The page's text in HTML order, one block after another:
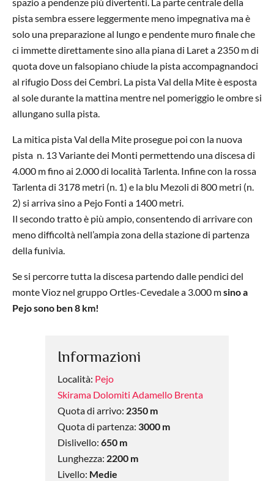
spazio a pendenze più divertenti. La parte centrale della
pista sembra essere leggermente meno impegnativa ma è
solo una preparazione al lungo e pendente muro finale che
ci immette direttamente sino alla piana di Laret a 2350 m di
quota dove un falsopiano chiude la pista accompagnandoci
al rifugio Doss dei Cembri. La pista Val della Mite è esposta
al sole durante la mattina mentre nel pomeriggio le ombre si
allungano sulla pista.
La mitica pista Val della Mite prosegue poi con la nuova
pista n. 13 Variante dei Monti permettendo una discesa di
4.000 m fino ai 2.000 di località Tarlenta. Infine con la rossa
Tarlenta di 3178 metri (n. 1) e la blu Mezoli di 800 metri (n.
2) si arriva sino a Pejo Fonti a 1400 metri.
Il secondo tratto è più ampio, consentendo di arrivare con
meno difficoltà nell’ampia zona della stazione di partenza
della funivia.
Se si percorre tutta la discesa partendo dalle pendici del
monte Vioz nel gruppo Ortles-Cevedale a 3.000 msino a
Pejo sono ben 8 km!
Informazioni
Località: Pejo
Skirama Dolomiti Adamello Brenta
Quota di arrivo: 2350 m
Quota di partenza: 3000 m
Dislivello: 650 m
Lunghezza: 2200 m
Livello: Medie